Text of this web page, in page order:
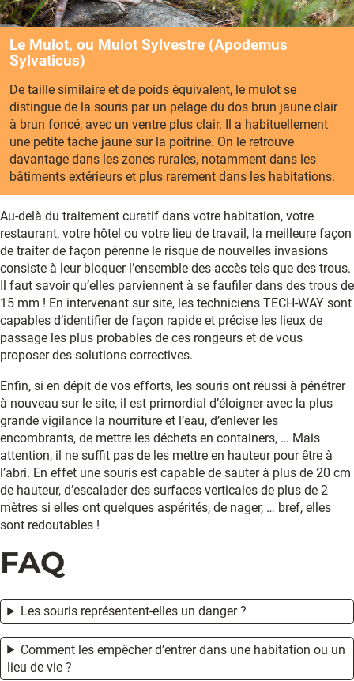
Le Mulot, ou Mulot Sylvestre (Apodemus
Sylvaticus)
De taille similaire et de poids équivalent, le mulot se
distingue de la souris par un pelage du dos brun jaune clair
à brun foncé, avec un ventre plus clair. Il a habituellement
une petite tache jaune sur la poitrine. On le retrouve
davantage dans les zones rurales, notamment dans les
bâtiments extérieurs et plus rarement dans les habitations.
Au-delà du traitement curatif dans votre habitation, votre
restaurant, votre hôtel ou votre lieu de travail, la meilleure façon
de traiter de façon pérenne le risque de nouvelles invasions
consiste à leur bloquer l’ensemble des accès tels que des trous.
Il faut savoir qu’elles parviennent à se faufiler dans des trous de
15 mm ! En intervenant sur site, les techniciens TECH-WAY sont
capables d’identifier de façon rapide et précise les lieux de
passage les plus probables de ces rongeurs et de vous
proposer des solutions correctives.
Enfin, si en dépit de vos efforts, les souris ont réussi à pénétrer
à nouveau sur le site, il est primordial d’éloigner avec la plus
grande vigilance la nourriture et l’eau, d’enlever les
encombrants, de mettre les déchets en containers, … Mais
attention, il ne suffit pas de les mettre en hauteur pour être à
l’abri. En effet une souris est capable de sauter à plus de 20 cm
de hauteur, d’escalader des surfaces verticales de plus de 2
mètres si elles ont quelques aspérités, de nager, … bref, elles
sont redoutables !
FAQ
Les souris représentent-elles un danger ?
Comment les empêcher d’entrer dans une habitation ou un
lieu de vie ?